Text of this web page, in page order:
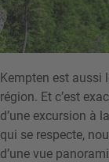
Kempten est aussi
région. Et c’est
d’une excursion à
qui se respecte,
d’une vue